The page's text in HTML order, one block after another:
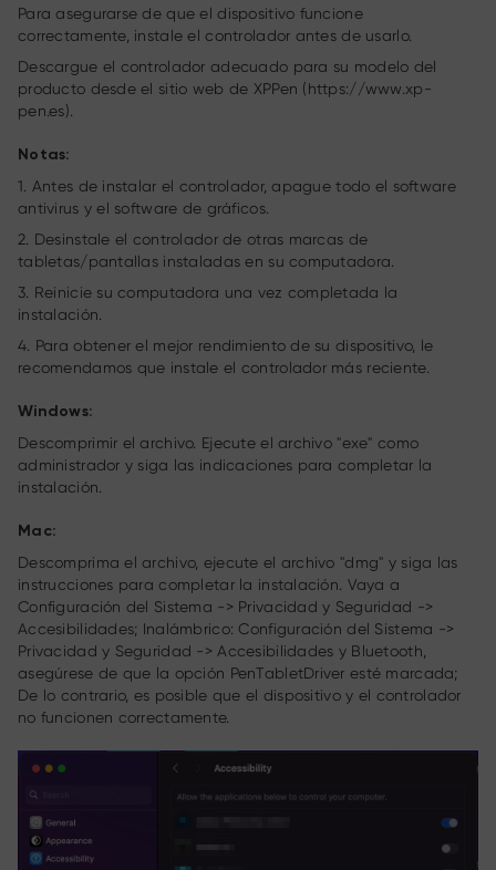
Para asegurarse de que el dispositivo funcione
correctamente, instale el controlador antes de usarlo.
Descargue el controlador adecuado para su modelo del
producto desde el sitio web de XPPen (https://www.xp-
pen.es).
Notas:
1. Antes de instalar el controlador, apague todo el software
antivirus y el software de gráficos.
2. Desinstale el controlador de otras marcas de
tabletas/pantallas instaladas en su computadora.
3. Reinicie su computadora una vez completada la
instalación.
4. Para obtener el mejor rendimiento de su dispositivo, le
recomendamos que instale el controlador más reciente.
Windows:
Descomprimir el archivo. Ejecute el archivo "exe" como
administrador y siga las indicaciones para completar la
instalación.
Mac:
Descomprima el archivo, ejecute el archivo "dmg" y siga las
instrucciones para completar la instalación. Vaya a
Configuración del Sistema -> Privacidad y Seguridad ->
Accesibilidades; Inalámbrico: Configuración del Sistema ->
Privacidad y Seguridad -> Accesibilidades y Bluetooth,
asegúrese de que la opción PenTabletDriver esté marcada;
De lo contrario, es posible que el dispositivo y el controlador
no funcionen correctamente.